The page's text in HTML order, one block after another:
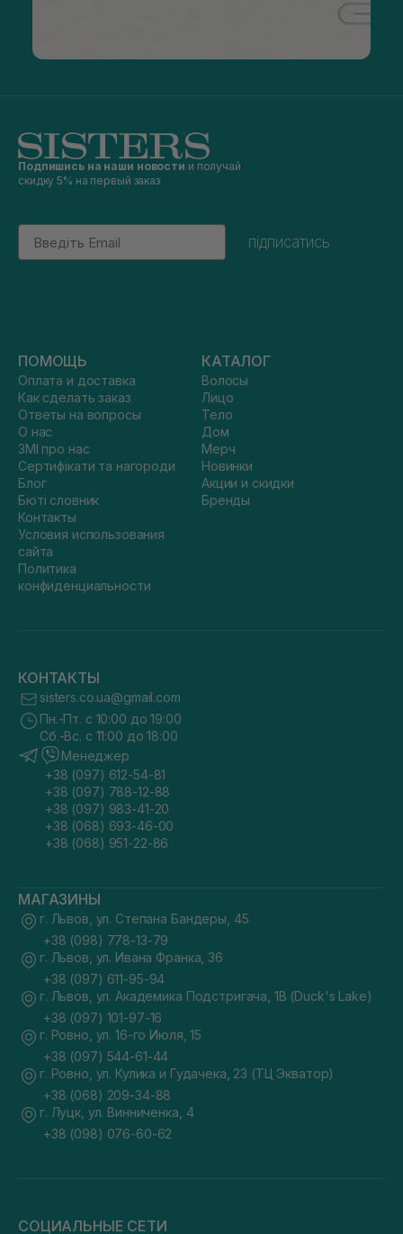
Подпишись на наши новости и получай
скидку 5% на первый заказ
Email
підписатись
ПОМОЩЬ
Оплата и доставка
Как сделать заказ
Ответы на вопросы
О нас
ЗМІ про нас
Сертифікати та нагороди
Блог
Бюті словник
Контакты
Условия использования
сайта
Политика
конфиденциальности
КАТАЛОГ
Волосы
Лицо
Тело
Дом
Мерч
Новинки
Акции и скидки
Бренды
КОНТАКТЫ
sisters.co.ua@gmail.com
Пн.-Пт. с 10:00 до 19:00
Сб.-Вс. с 11:00 до 18:00
Менеджер
+38 (097) 612-54-81
+38 (097) 788-12-88
+38 (097) 983-41-20
+38 (068) 693-46-00
+38 (068) 951-22-86
МАГАЗИНЫ
г. Львов, ул. Степана Бандеры, 45
+38 (098) 778-13-79
г. Львов, ул. Ивана Франка, 36
+38 (097) 611-95-94
г. Львов, ул. Академика Подстригача, 1В (Duck's Lake)
+38 (097) 101-97-16
г. Ровно, ул. 16-го Июля, 15
+38 (097) 544-61-44
г. Ровно, ул. Кулика и Гудачека, 23 (ТЦ Экватор)
+38 (068) 209-34-88
г. Луцк, ул. Винниченка, 4
+38 (098) 076-60-62
СОЦИАЛЬНЫЕ СЕТИ